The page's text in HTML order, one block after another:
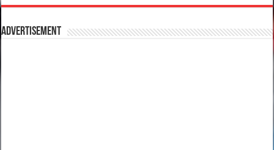
Advertisement